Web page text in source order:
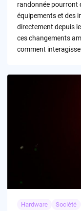
randonnée pourront
équipements et des
directement depuis
ces changements
comment
Hardware Société